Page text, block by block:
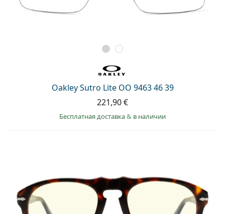
Oakley Sutro Lite OO 9463 46 39
221,90 €
Бесплатная доставка& в наличии